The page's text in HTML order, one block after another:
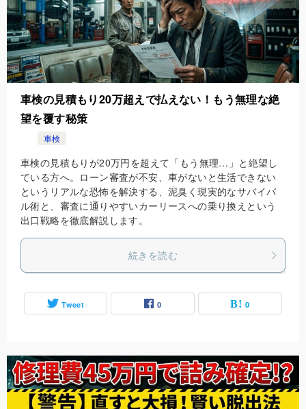
車検の見積もり20万超えで払えない！もう無理な絶
望を覆す秘策
車検
車検の見積もりが20万円を超えて「もう無理…」と絶望し
ている方へ。ローン審査が不安、車がないと生活できない
というリアルな恐怖を解決する、泥臭く現実的なサバイバ
ル術と、審査に通りやすいカーリースへの乗り換えという
出口戦略を徹底解説します。
続きを読む
Tweet 0 0